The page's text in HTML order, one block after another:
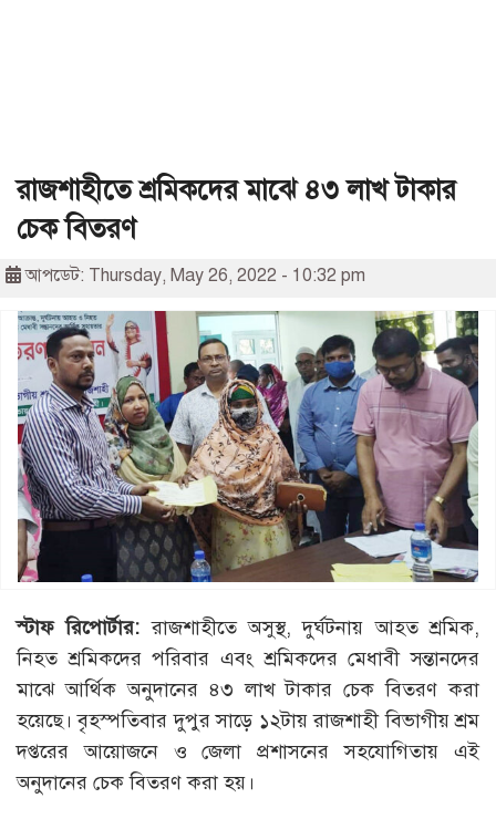
রাজশাহীতে শ্রমিকদের মাঝে ৪৩ লাখ টাকার
চেক বিতরণ
আপডেট: Thursday, May 26, 2022 - 10:32 pm
স্টাফ রিপোর্টার: রাজশাহীতে অসুস্থ, দুর্ঘটনায় আহত শ্রমিক,
নিহত শ্রমিকদের পরিবার এবং শ্রমিকদের মেধাবী সন্তানদের
মাঝে আর্থিক অনুদানের ৪৩ লাখ টাকার চেক বিতরণ করা
হয়েছে। বৃহস্পতিবার দুপুর সাড়ে ১২টায় রাজশাহী বিভাগীয় শ্রম
দপ্তরের আয়োজনে ও জেলা প্রশাসনের সহযোগিতায় এই
অনুদানের চেক বিতরণ করা হয়।